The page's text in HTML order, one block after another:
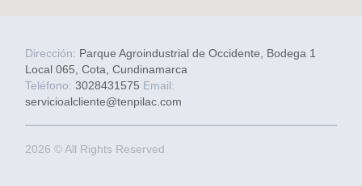
Dirección: Parque Agroindustrial de Occidente, Bodega 1
Local 065, Cota, Cundinamarca
Teléfono: 3028431575 Email:
servicioalcliente@tenpilac.com
2026 © All Rights Reserved